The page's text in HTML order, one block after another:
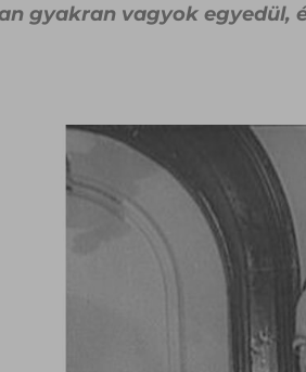
gyakran vagyok egyedül,